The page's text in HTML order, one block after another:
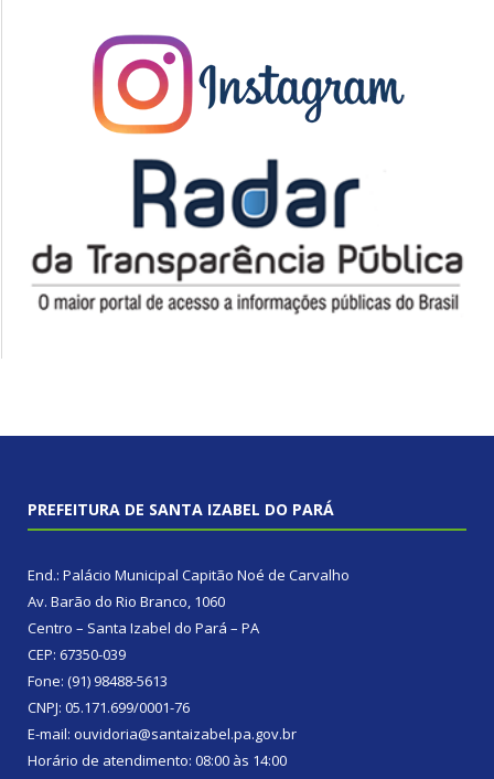
PREFEITURA DE SANTA IZABEL DO PARÁ
End.: Palácio Municipal Capitão Noé de Carvalho
Av. Barão do Rio Branco, 1060
Centro – Santa Izabel do Pará – PA
CEP: 67350-039
Fone: (91) 98488-5613
CNPJ: 05.171.699/0001-76
E-mail: ouvidoria@santaizabel.pa.gov.br
Horário de atendimento: 08:00 às 14:00